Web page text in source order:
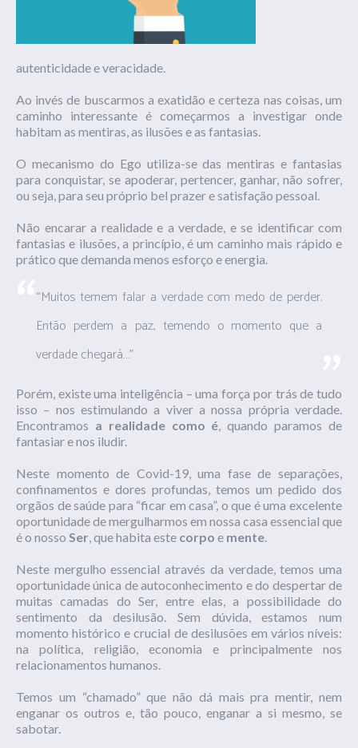
autenticidade e veracidade.
Ao invés de buscarmos a exatidão e certeza nas coisas, um
caminho interessante é começarmos a investigar onde
habitam as mentiras, as ilusões e as fantasias.
O mecanismo do Ego utiliza-se das mentiras e fantasias
para conquistar, se apoderar, pertencer, ganhar, não sofrer,
ou seja, para seu próprio bel prazer e satisfação pessoal.
Não encarar a realidade e a verdade, e se identificar com
fantasias e ilusões, a princípio, é um caminho mais rápido e
prático que demanda menos esforço e energia.
“Muitos temem falar a verdade com medo de perder.
Então perdem a paz, temendo o momento que a
verdade chegará…”
Porém, existe uma inteligência – uma força por trás de tudo
isso – nos estimulando a viver a nossa própria verdade.
Encontramos a realidade como é, quando paramos de
fantasiar e nos iludir.
Neste momento de Covid-19, uma fase de separações,
confinamentos e dores profundas, temos um pedido dos
orgãos de saúde para “ficar em casa”, o que é uma excelente
oportunidade de mergulharmos em nossa casa essencial que
é o nosso Ser, que habita este corpo e mente.
Neste mergulho essencial através da verdade, temos uma
oportunidade única de autoconhecimento e do despertar de
muitas camadas do Ser, entre elas, a possibilidade do
sentimento da desilusão. Sem dúvida, estamos num
momento histórico e crucial de desilusões em vários níveis:
na política, religião, economia e principalmente nos
relacionamentos humanos.
Temos um “chamado” que não dá mais pra mentir, nem
enganar os outros e, tão pouco, enganar a si mesmo, se
sabotar.